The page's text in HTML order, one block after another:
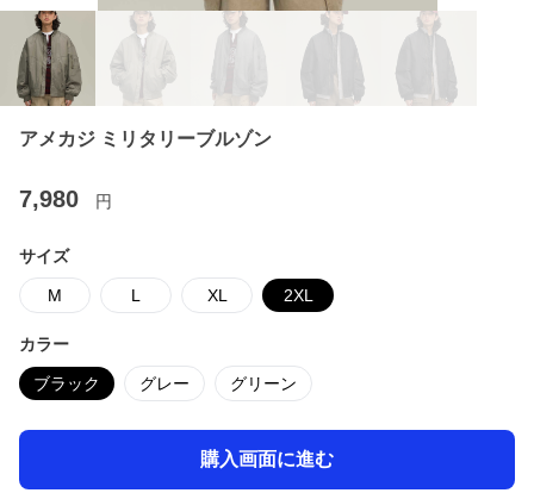
アメカジ ミリタリーブルゾン
7,980 円
サイズ
M L XL 2XL
カラー
ブラック グレー グリーン
購入画面に進む